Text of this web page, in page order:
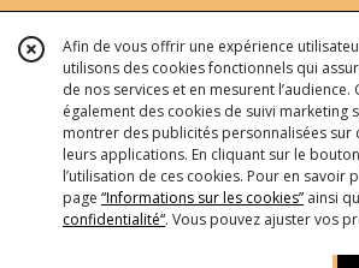
Afin de vous offrir une expérience
utilisons des cookies fonctionnels qui
de nos services et en mesurent
également des cookies de suivi marketing
montrer des publicités personnalisées sur
leurs applications. En cliquant sur le bouton
l’utilisation de ces cookies. Pour en savoir
page “Informations sur les cookies” ainsi
confidentialité“. Vous pouvez ajuster vos